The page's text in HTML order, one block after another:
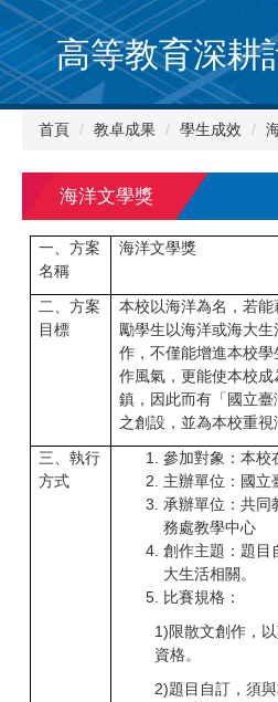
跳
到
主
要
內
高等教育深耕
首頁 教卓成果 學生成效
海洋文學獎
一、方案
名稱
海洋文學獎
二、方案
目標
本校以海洋為名，若
勵學生以海洋或海大
作，不僅能增進本校
作風氣，更能使本校
鎮，因此而有「國立臺
之創設，並為本校重視
三、執行
方式
參加對象：本校
主辦單位：國立
承辦單位：共同
務處教學中心
創作主題：題目
大生活相關。
比賽規格：
1)限散文創作，
資格。
2)題目自訂，須